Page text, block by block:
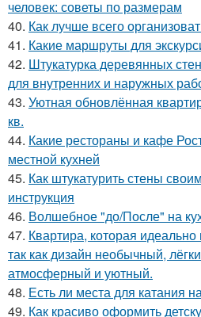
человек: советы по размерам
40. Как лучше всего
41. Какие маршруты для
42. Штукатурка деревянных
для внутренних и наружных
43. Уютная обновлённая
кв.
44. Какие рестораны и кафе
местной кухней
45. Как штукатурить стены
инструкция
46. Волшебное "до/После" на
47. Квартира, которая идеально
так как дизайн необычный,
атмосферный и уютный.
48. Есть ли места для катания
49. Как красиво оформить